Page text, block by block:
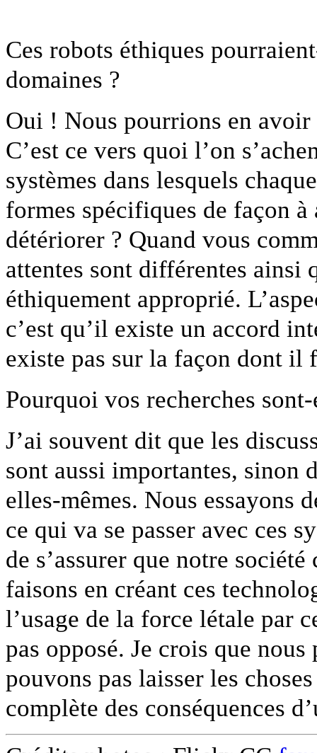
Ces robots éthiques
domaines ?
Oui ! Nous pourrions en
C’est ce vers quoi l’on
systèmes dans lesquels
formes spécifiques de façon
détériorer ? Quand vous
attentes sont différentes ainsi
éthiquement approprié.
c’est qu’il existe un accord
existe pas sur la façon dont il
Pourquoi vos recherches
J’ai souvent dit que les
sont aussi importantes, sinon
elles-mêmes. Nous essayons
ce qui va se passer avec ces
de s’assurer que notre
faisons en créant ces
l’usage de la force létale par
pas opposé. Je crois que
pouvons pas laisser les
complète des conséquences